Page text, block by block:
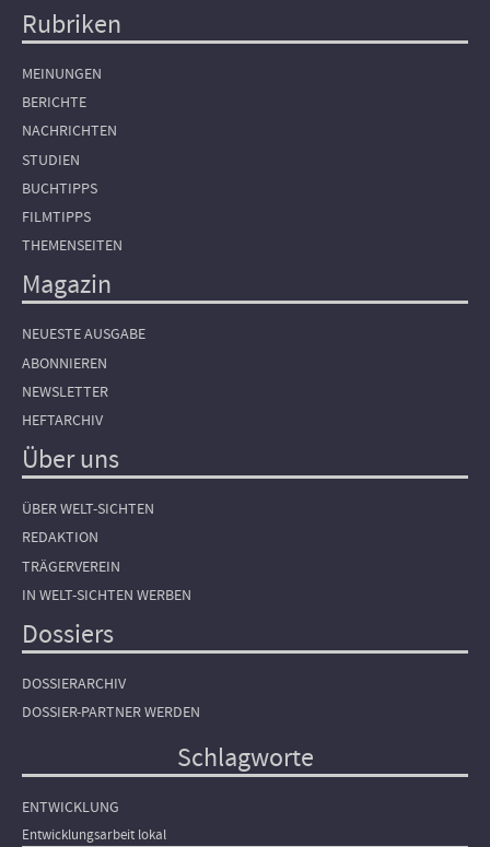
Hauptnavigation
Rubriken
MEINUNGEN
BERICHTE
NACHRICHTEN
STUDIEN
BUCHTIPPS
FILMTIPPS
THEMENSEITEN
Magazin
NEUESTE AUSGABE
ABONNIEREN
NEWSLETTER
HEFTARCHIV
Über uns
ÜBER WELT-SICHTEN
REDAKTION
TRÄGERVEREIN
IN WELT-SICHTEN WERBEN
Dossiers
DOSSIERARCHIV
DOSSIER-PARTNER WERDEN
Schlagworte
ENTWICKLUNG
Entwicklungsarbeit lokal